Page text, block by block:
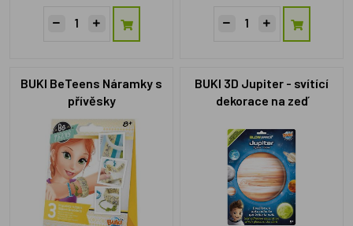
BUKI BeTeens Náramky s
přívěsky
BUKI 3D Jupiter - svítící
dekorace na zeď